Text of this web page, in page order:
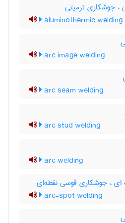
، جوشکاری ترمیتی
aluminothermic welding
arc image welding
arc seam welding
arc stud welding
arc welding
، جوشکاری قوسی نقطه‌ای
arc-spot welding